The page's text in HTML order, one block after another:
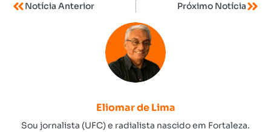
Notícia Anterior Próximo Notícia
Eliomar de Lima
Sou jornalista (UFC) e radialista nascido em Fortaleza.